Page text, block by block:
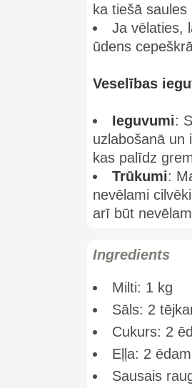
ka tiešā
Ja vēlaties,
ūdens
Veselības
Ieguvumi:
uzlabošanā un
kas palīdz
Trūkumi:
nevēlami
arī būt
Ingredients
Milti: 1 kg
Sāls: 2
Cukurs: 2
Eļļa: 2
Sausais